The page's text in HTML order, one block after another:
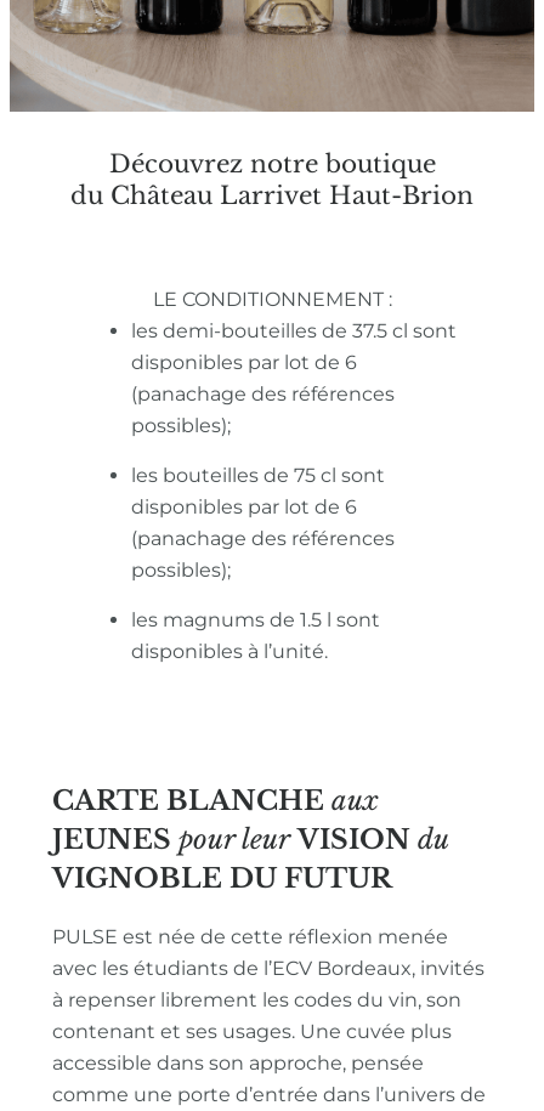
Découvrez notre boutique
du Château Larrivet Haut-Brion
LE CONDITIONNEMENT :
les demi-bouteilles de 37.5 cl sont
disponibles par lot de 6
(panachage des références
possibles);
les bouteilles de 75 cl sont
disponibles par lot de 6
(panachage des références
possibles);
les magnums de 1.5 l sont
disponibles à l’unité.
CARTE BLANCHE aux
JEUNES pour leur VISION du
VIGNOBLE DU FUTUR
PULSE est née de cette réflexion menée
avec les étudiants de l’ECV Bordeaux, invités
à repenser librement les codes du vin, son
contenant et ses usages. Une cuvée plus
accessible dans son approche, pensée
comme une porte d’entrée dans l’univers de